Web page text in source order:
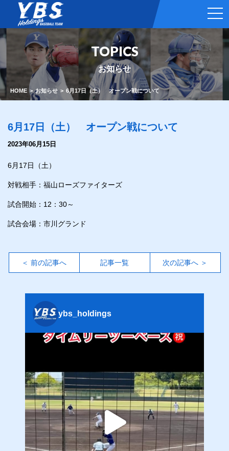
TOPICS
お知らせ
HOME お知らせ 6月17日（土） オープン戦について
6月17日（土） オープン戦について
2023年06月15日
6月17日（土）
対戦相手：福山ローズファイターズ
試合開始：12：30～
試合会場：市川グランド
＜ 前の記事へ 記事一覧 次の記事へ ＞
ybs_holdings
t
o
g
v
i
g